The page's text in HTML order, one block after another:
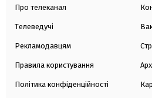
Про телеканал
Телеведучі
Рекламодавцям
Правила користування
Політика конфіденційності